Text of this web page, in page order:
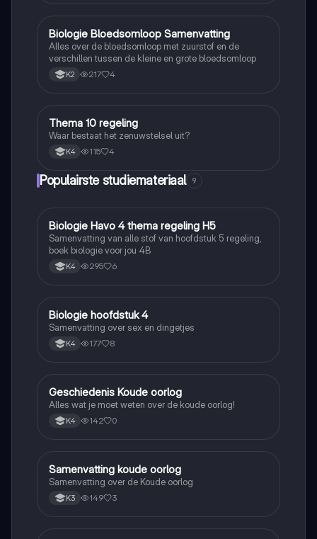
Biologie
Biologie Bloedsomloop Samenvatting
Alles over de bloedsomloop met zuurstof en de
verschillen tussen de kleine en grote bloedsomloop
K2 217 4
Biologie
Thema 10 regeling
Waar bestaat het zenuwstelsel uit?
K4 115 4
Populairste studiemateriaal 9
Biologie
Biologie Havo 4 thema regeling H5
Samenvatting van alle stof van hoofdstuk 5 regeling,
boek biologie voor jou 4B
K4 295 6
Biologie
Biologie hoofdstuk 4
Samenvatting over sex en dingetjes
K4 177 8
Geschiedenis
Geschiedenis Koude oorlog
Alles wat je moet weten over de koude oorlog!
K4 142 0
Geschiedenis
Samenvatting koude oorlog
Samenvatting over de Koude oorlog
K3 149 3